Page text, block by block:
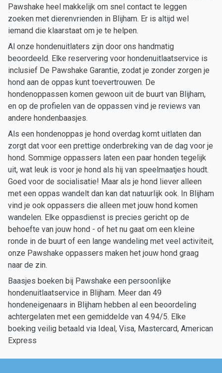
Pawshake heel makkelijk om snel contact te leggen
zoeken met dierenvrienden in Blijham. Er is altijd wel
iemand die klaarstaat om je te helpen.
Al onze hondenuitlaters zijn door ons handmatig
beoordeeld. Elke reservering voor hondenuitlaatservice is
inclusief De Pawshake Garantie, zodat je zonder zorgen je
hond aan de oppas kunt toevertrouwen. De
hondenoppassen komen gewoon uit de buurt van Blijham,
en op de profielen van de oppassen vind je reviews van
andere hondenbaasjes.
Als een hondenoppas je hond overdag komt uitlaten dan
zorgt dat voor een prettige onderbreking van de dag voor je
hond. Sommige oppassers laten een paar honden tegelijk
uit, wat leuk is voor je hond als hij van speelmaatjes houdt.
Goed voor de socialisatie! Maar als je hond liever alleen
met een oppas wandelt dan kan dat natuurlijk ook. In Blijham
vind je ook oppassers die alleen met jouw hond komen
wandelen. Elke oppasdienst is precies gericht op de
behoefte van jouw hond - of het nu gaat om een kleine
ronde in de buurt of een lange wandeling met veel activiteit,
onze Pawshake oppassers maken het jouw hond graag
naar de zin.
Baasjes boeken bij Pawshake een persoonlijke
hondenuitlaatservice in Blijham. Meer dan 49
hondeneigenaars in Blijham hebben al een beoordeling
achtergelaten met een gemiddelde van 4.94/5. Elke
boeking veilig betaald via Ideal, Visa, Mastercard, American
Express